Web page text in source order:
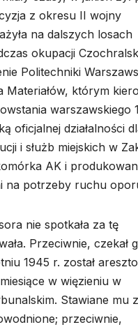
z okresu II wojny
na dalszych losach
okupacji
Politechniki
Materiałów, którym
warszawskiego
oficjalnej działalności
i służb miejskich w
AK i
na potrzeby ruchu
nie spotkała za tę
Przeciwnie, czekał
1945 r. został
w więzieniu w
Stawiane mu
przeciwnie,